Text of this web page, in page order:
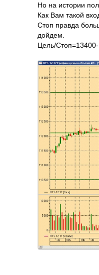
Но на истории
Как Вам такой
Стоп правда
дойдем.
Цель/